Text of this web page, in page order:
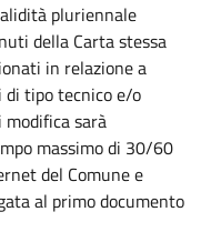
pluriennale
della Carta stessa
in relazione a
tipo tecnico e/o
modifica sarà
massimo di 30/60
del Comune e
al primo documento